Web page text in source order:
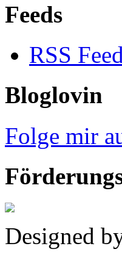
Feeds
RSS
Bloglovin
Folge mir
Designed